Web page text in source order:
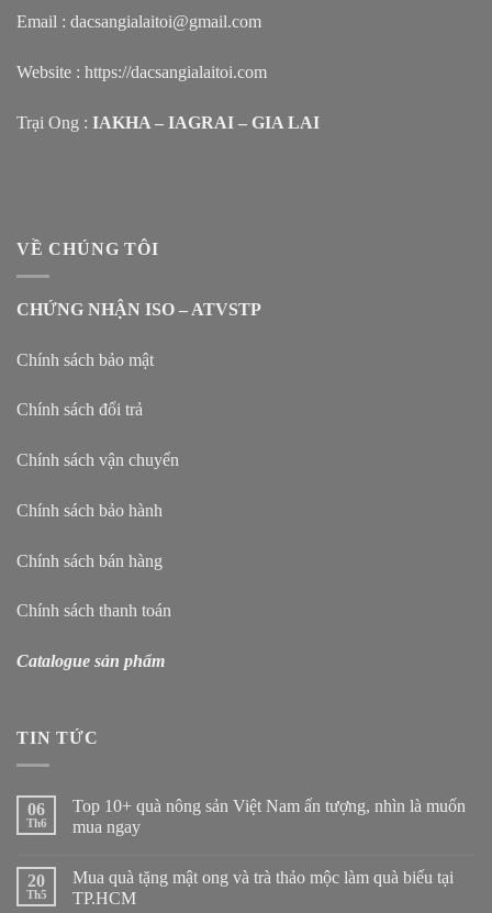
Email : dacsangialaitoi@gmail.com
Website : https://dacsangialaitoi.com
Trại Ong : IAKHA – IAGRAI – GIA LAI
VỀ CHÚNG TÔI
CHỨNG NHẬN ISO – ATVSTP
Chính sách bảo mật
Chính sách đổi trả
Chính sách vận chuyển
Chính sách bảo hành
Chính sách bán hàng
Chính sách thanh toán
Catalogue sản phẩm
TIN TỨC
06
Th6
Top 10+ quà nông sản Việt Nam ấn tượng, nhìn là muốn
mua ngay
20
Th5
Mua quà tặng mật ong và trà thảo mộc làm quà biếu tại
TP.HCM